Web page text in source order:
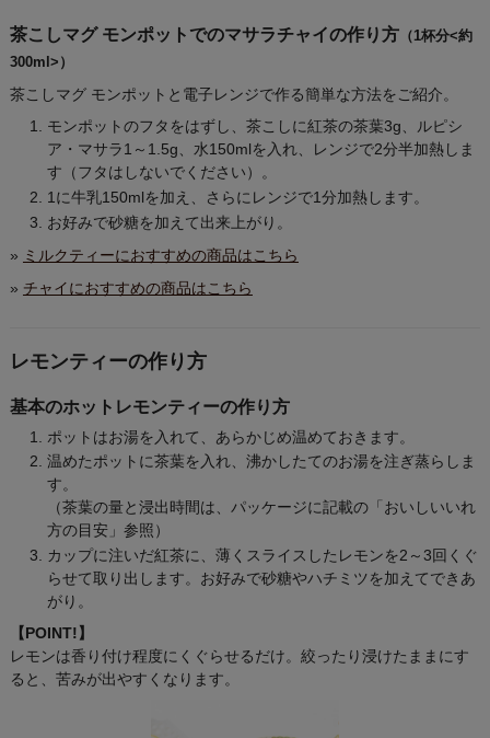
茶こしマグ モンポットでのマサラチャイの作り方（1杯分<約
300ml>）
茶こしマグ モンポットと電子レンジで作る簡単な方法をご紹介。
モンポットのフタをはずし、茶こしに紅茶の茶葉3g、ルピシ
ア・マサラ1～1.5g、水150mlを入れ、レンジで2分半加熱しま
す（フタはしないでください）。
1に牛乳150mlを加え、さらにレンジで1分加熱します。
お好みで砂糖を加えて出来上がり。
» ミルクティーにおすすめの商品はこちら
» チャイにおすすめの商品はこちら
レモンティーの作り方
基本のホットレモンティーの作り方
ポットはお湯を入れて、あらかじめ温めておきます。
温めたポットに茶葉を入れ、沸かしたてのお湯を注ぎ蒸らしま
す。
（茶葉の量と浸出時間は、パッケージに記載の「おいしいいれ
方の目安」参照）
カップに注いだ紅茶に、薄くスライスしたレモンを2～3回くぐ
らせて取り出します。お好みで砂糖やハチミツを加えてできあ
がり。
【POINT!】
レモンは香り付け程度にくぐらせるだけ。絞ったり浸けたままにす
ると、苦みが出やすくなります。